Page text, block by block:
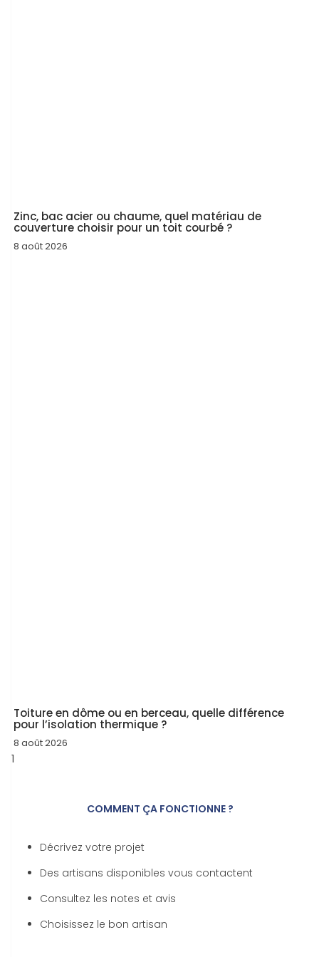
Zinc, bac acier ou chaume, quel matériau de
couverture choisir pour un toit courbé ?
8 août 2026
Toiture en dôme ou en berceau, quelle différence
pour l’isolation thermique ?
8 août 2026
COMMENT ÇA FONCTIONNE ?
Décrivez votre projet
Des artisans disponibles vous contactent
Consultez les notes et avis
Choisissez le bon artisan